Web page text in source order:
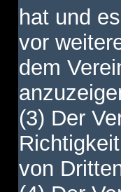
hat und
vor
dem
(3) Der
von